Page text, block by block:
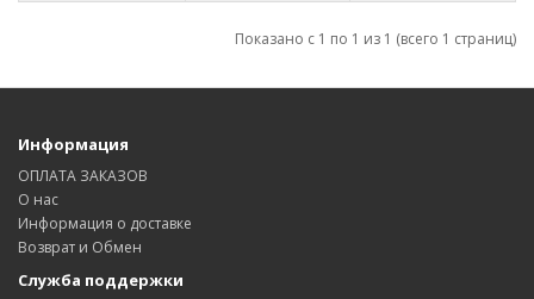
Показано с 1 по 1 из 1 (всего 1 страниц)
Информация
ОПЛАТА ЗАКАЗОВ
О нас
Информация о доставке
Возврат и Обмен
Служба поддержки